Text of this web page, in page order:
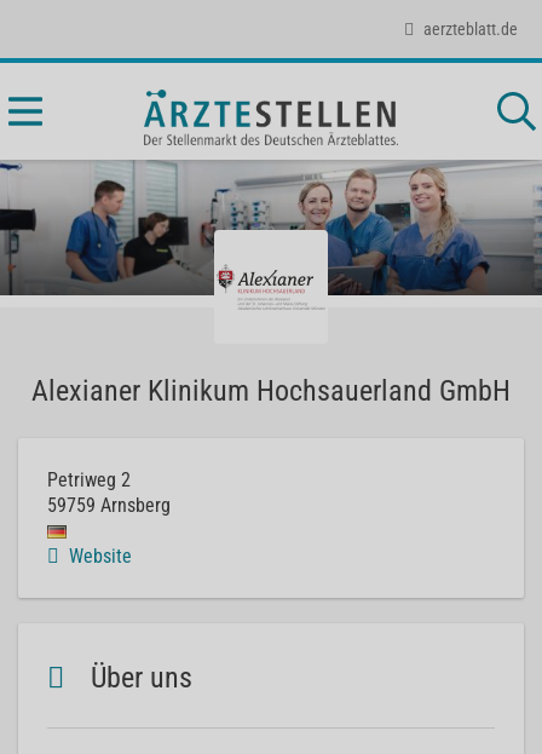
aerzteblatt.de
Alexianer Klinikum Hochsauerland GmbH
Petriweg 2
59759 Arnsberg
Website
Über uns